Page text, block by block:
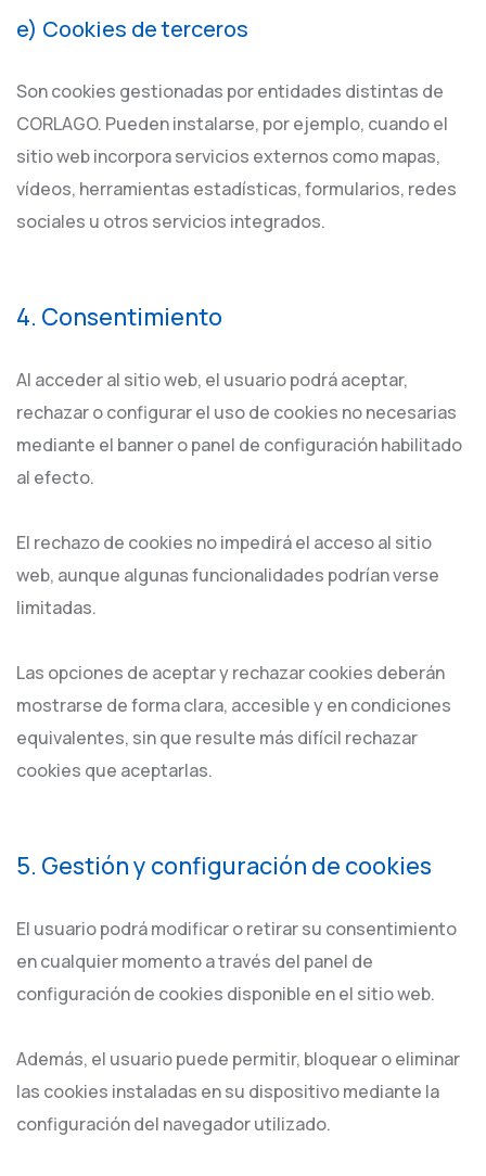
e) Cookies de terceros
Son cookies gestionadas por entidades distintas de
CORLAGO. Pueden instalarse, por ejemplo, cuando el
sitio web incorpora servicios externos como mapas,
vídeos, herramientas estadísticas, formularios, redes
sociales u otros servicios integrados.
4. Consentimiento
Al acceder al sitio web, el usuario podrá aceptar,
rechazar o configurar el uso de cookies no necesarias
mediante el banner o panel de configuración habilitado
al efecto.
El rechazo de cookies no impedirá el acceso al sitio
web, aunque algunas funcionalidades podrían verse
limitadas.
Las opciones de aceptar y rechazar cookies deberán
mostrarse de forma clara, accesible y en condiciones
equivalentes, sin que resulte más difícil rechazar
cookies que aceptarlas.
5. Gestión y configuración de cookies
El usuario podrá modificar o retirar su consentimiento
en cualquier momento a través del panel de
configuración de cookies disponible en el sitio web.
Además, el usuario puede permitir, bloquear o eliminar
las cookies instaladas en su dispositivo mediante la
configuración del navegador utilizado.